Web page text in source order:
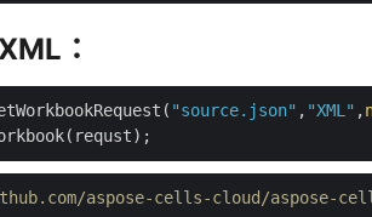
：
"source.json" , "XML" ,
aspose-cells-cloud/aspose-